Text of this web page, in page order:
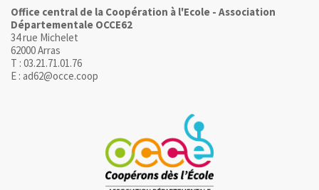
Office central de la Coopération à l'Ecole - Association
Départementale OCCE62
34 rue Michelet
62000 Arras
T : 03.21.71.01.76
E : ad62@occe.coop